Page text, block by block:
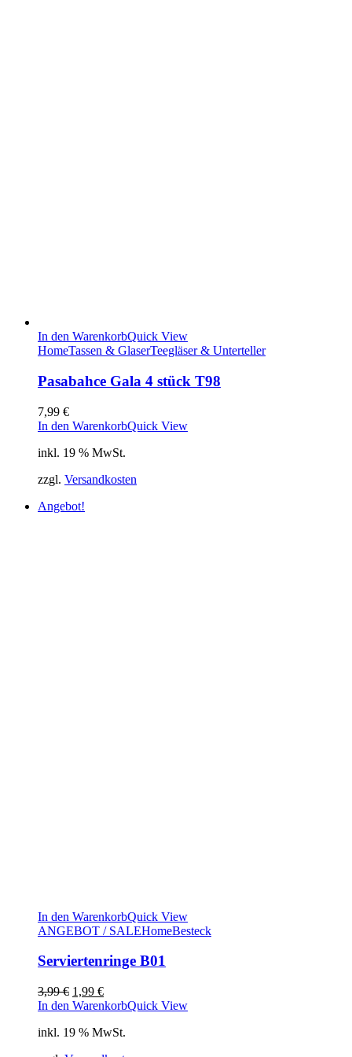
In den WarenkorbQuick View
HomeTassen & GlaserTeegläser & Unterteller
Pasabahce Gala 4 stück T98
7,99 €
In den WarenkorbQuick View
inkl. 19 % MwSt.
zzgl. Versandkosten
Angebot!
In den WarenkorbQuick View
ANGEBOT / SALEHomeBesteck
Serviertenringe B01
3,99€ Ursprünglicher
Preis
3,99 €
1,99 €Aktueller
Preis
1,99 €.
In den WarenkorbQuick View
inkl. 19 % MwSt.